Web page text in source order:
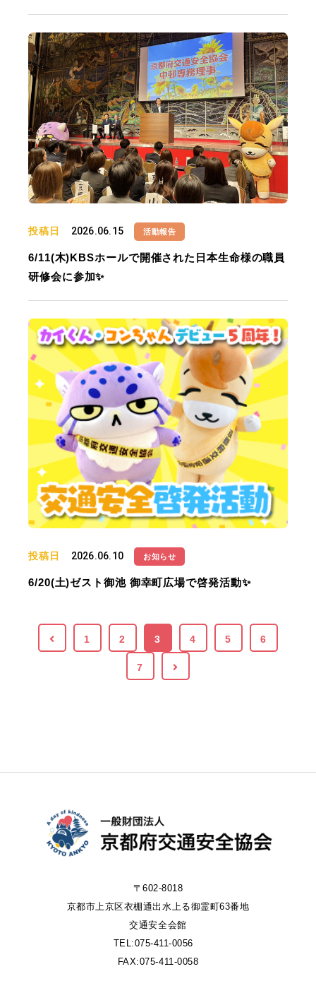
投稿日 2026.06.15 活動報告
6/11(木)KBSホールで開催された日本生命様の職員
研修会に参加✨
投稿日 2026.06.10 お知らせ
6/20(土)ゼスト御池 御幸町広場で啓発活動✨
1 2 3 4 5 6
7
〒602-8018
京都市上京区衣棚通出水上る御霊町63番地
交通安全会館
TEL:075-411-0056
FAX:075-411-0058